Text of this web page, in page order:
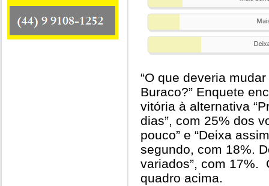
“O que deveria
Buraco?” Enquete
vitória à alternativa
dias”, com 25% dos
pouco” e “Deixa
segundo, com 18%.
variados”, com 17%.
quadro acima.